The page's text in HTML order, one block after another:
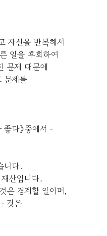
자신을 반복해서
일을 후회하여
문제 때문에
문제를
좋다》중에서 -
니다.
산입니다.
은 경계할 일이며,
것은